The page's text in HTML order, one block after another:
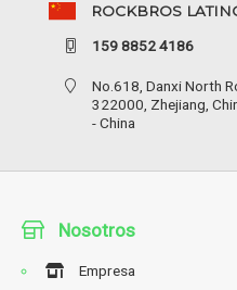
ROCKBROS
159 8852 4186
No.618, Danxi North
322000, Zhejiang,
- China
Nosotros
Empresa